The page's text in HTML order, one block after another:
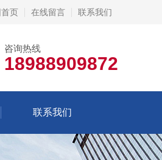
页 在线留言 联系我们
咨询热线
18988909872
联系我们